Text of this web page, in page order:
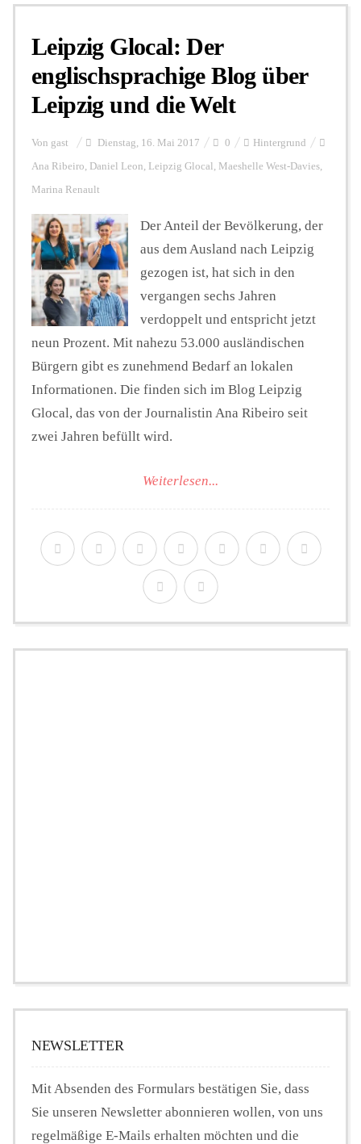
Personalien
Hintergrund
FUNKTURM-Beiträge
Podcast
Seminare
Unterstützen
Leipzig Glocal: Der
englischsprachige Blog über
Leipzig und die Welt
Von gast Dienstag, 16. Mai 2017 0 Hintergrund
Ana Ribeiro, Daniel Leon, Leipzig Glocal , Maeshelle West-Davies,
Marina Renault
Der Anteil der Bevölkerung, der
aus dem Ausland nach Leipzig
gezogen ist, hat sich in den
vergangen sechs Jahren
verdoppelt und entspricht jetzt
neun Prozent. Mit nahezu 53.000 ausländischen
Bürgern gibt es zunehmend Bedarf an lokalen
Informationen. Die finden sich im Blog Leipzig
Glocal, das von der Journalistin Ana Ribeiro seit
zwei Jahren befüllt wird.
Weiterlesen...
NEWSLETTER
Mit Absenden des Formulars bestätigen Sie, dass
Sie unseren Newsletter abonnieren wollen, von uns
regelmäßige E-Mails erhalten möchten und die